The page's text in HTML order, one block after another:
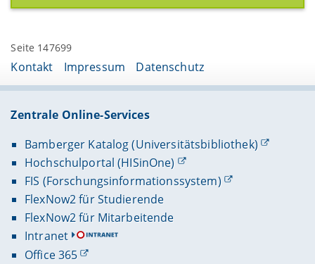
Seite 147699
Kontakt Impressum Datenschutz
Zentrale Online-Services
Bamberger Katalog (Universitätsbibliothek)
Hochschulportal (HISinOne)
FIS (Forschungsinformationssystem)
FlexNow2 für Studierende
FlexNow2 für Mitarbeitende
Intranet
Office 365